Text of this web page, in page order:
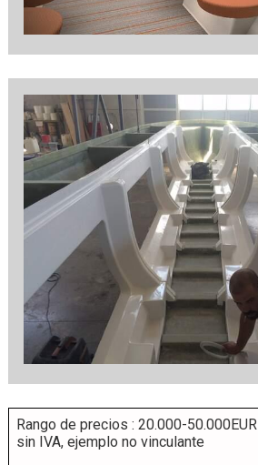
Rango de precios : 20.000-50.000EUR
sin IVA, ejemplo no vinculante